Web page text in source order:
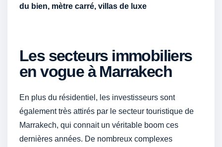
du bien, mètre carré, villas de luxe
Les secteurs immobiliers
en vogue à Marrakech
En plus du résidentiel, les investisseurs sont
également très attirés par le secteur touristique de
Marrakech, qui connait un véritable boom ces
dernières années. De nombreux complexes